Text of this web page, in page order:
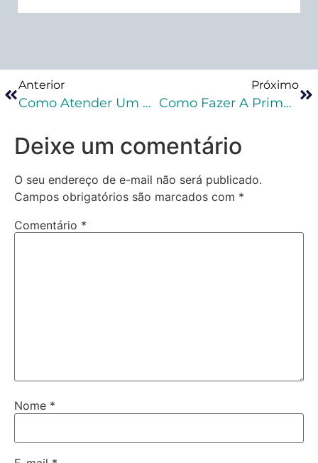
Anterior
Como Atender Um Cliente Criminal?
Próximo
Como Fazer A Primeira Audiência De Custódia Sozinho?
Deixe um comentário
O seu endereço de e-mail não será publicado.
Campos obrigatórios são marcados com *
Comentário *
Nome *